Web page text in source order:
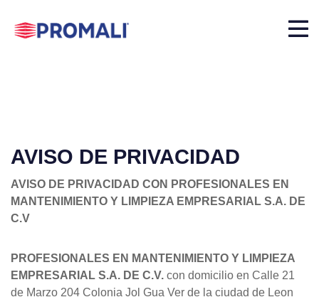
AVISO DE PRIVACIDAD
AVISO DE PRIVACIDAD CON PROFESIONALES EN
MANTENIMIENTO Y LIMPIEZA EMPRESARIAL S.A. DE
C.V
PROFESIONALES EN MANTENIMIENTO Y LIMPIEZA
EMPRESARIAL S.A. DE C.V. con domicilio en Calle 21
de Marzo 204 Colonia Jol Gua Ver de la ciudad de Leon